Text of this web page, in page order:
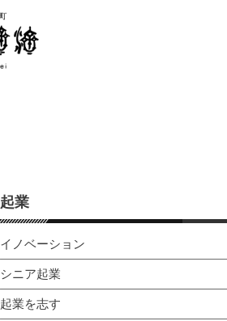
起業
イノベーション
シニア起業
起業を志す